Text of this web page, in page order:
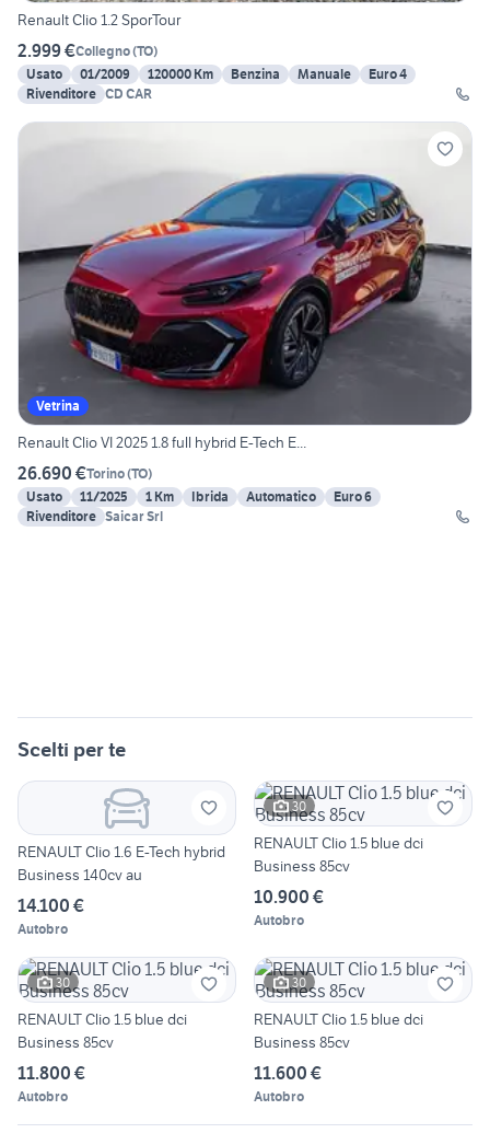
Renault Clio 1.2 SporTour
2.999 €Collegno(TO)
Usato
01/2009 120000 Km Benzina Manuale
Euro 4
Rivenditore CD CAR
Vetrina
Renault Clio VI 2025 1.8 full hybrid E-Tech E...
26.690 €Torino(TO)
Usato
11/2025 1 Km Ibrida Automatico
Euro 6
Rivenditore Saicar Srl
Scelti per te
RENAULT Clio 1.6 E-Tech hybrid
Business 140cv au
14.100 €
Autobro
30
RENAULT Clio 1.5 blue dci
Business 85cv
10.900 €
Autobro
30
RENAULT Clio 1.5 blue dci
Business 85cv
11.800 €
Autobro
30
RENAULT Clio 1.5 blue dci
Business 85cv
11.600 €
Autobro